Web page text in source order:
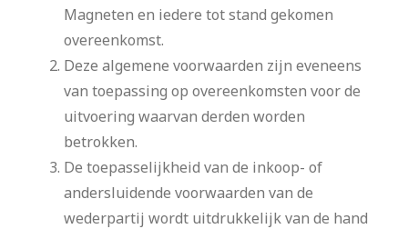
Magneten en iedere tot stand gekomen
overeenkomst.
Deze algemene voorwaarden zijn eveneens
van toepassing op overeenkomsten voor de
uitvoering waarvan derden worden
betrokken.
De toepasselijkheid van de inkoop- of
andersluidende voorwaarden van de
wederpartij wordt uitdrukkelijk van de hand